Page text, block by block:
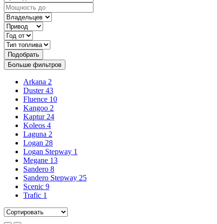
Подобрать
Больше фильтров
Arkana 2
Duster 43
Fluence 10
Kangoo 2
Kaptur 24
Koleos 4
Laguna 2
Logan 28
Logan Stepway 1
Megane 13
Sandero 8
Sandero Stepway 25
Scenic 9
Trafic 1